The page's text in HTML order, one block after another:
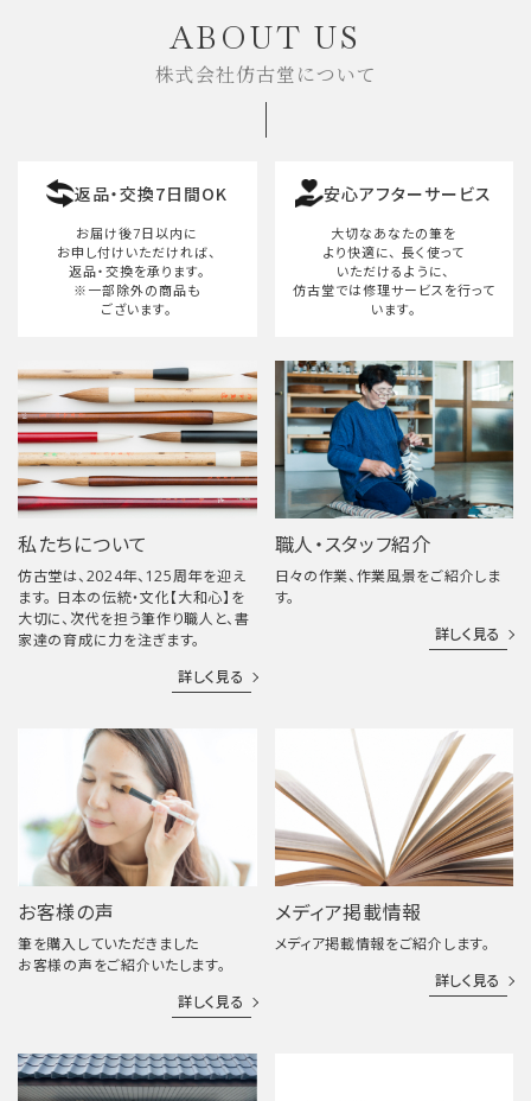
検索する
ABOUT US
株式会社仿古堂について
返品・交換7日間OK
お届け後7日以内に
お申し付けいただければ、
返品・交換を承ります。
※一部除外の商品も
ございます。
安心アフターサービス
大切なあなたの筆を
より快適に、 長く使って
いただけるように、
仿古堂では修理サービスを行って
います。
私たちについて
仿古堂は、2024年、125周年を迎え
ます。 日本の伝統・文化【大和心】を
大切に、次代を担う筆作り職人と、書
家達の育成に力を注ぎます。
詳しく見る
職人・スタッフ紹介
日々の作業、作業風景をご紹介しま
す。
詳しく見る
お客様の声
筆を購入していただきました
お客様の声をご紹介いたします。
詳しく見る
メディア掲載情報
メディア掲載情報をご紹介します。
詳しく見る